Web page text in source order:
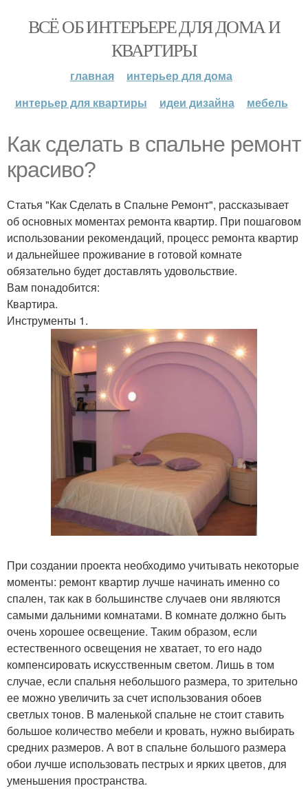
ВСЁ ОБ ИНТЕРЬЕРЕ ДЛЯ ДОМА И
КВАРТИРЫ
главная
интерьер для дома
интерьер для квартиры
идеи дизайна мебель
Как сделать в спальне ремонт
красиво?
Статья "Как Сделать в Спальне Ремонт", рассказывает
об основных моментах ремонта квартир. При пошаговом
использовании рекомендаций, процесс ремонта квартир
и дальнейшее проживание в готовой комнате
обязательно будет доставлять удовольствие.
Вам понадобится:
Квартира.
Инструменты 1.
При создании проекта необходимо учитывать некоторые
моменты: ремонт квартир лучше начинать именно со
спален, так как в большинстве случаев они являются
самыми дальними комнатами. В комнате должно быть
очень хорошее освещение. Таким образом, если
естественного освещения не хватает, то его надо
компенсировать искусственным светом. Лишь в том
случае, если спальня небольшого размера, то зрительно
ее можно увеличить за счет использования обоев
светлых тонов. В маленькой спальне не стоит ставить
большое количество мебели и кровать, нужно выбирать
средних размеров. А вот в спальне большого размера
обои лучше использовать пестрых и ярких цветов, для
уменьшения пространства.